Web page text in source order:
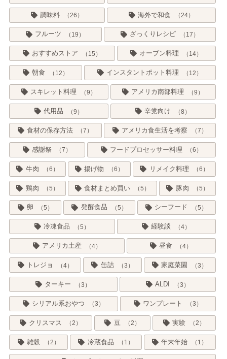
調味料 26 海外で和食 24
フルーツ 19 ざっくりレシピ 17
おすすめストア 15 オーブン料理 14
朝食 12 インスタントポット料理 12
スキレット料理 9 アメリカ南部料理 9
代用品 9 辛党向け 8
食材の保存方法 7 アメリカ食生活を考察 7
感謝祭 7 フードプロセッサー料理 6
牛肉 6 揚げ物 6 リメイク料理 6
鶏肉 5 食材まとめ買い 5 豚肉 5
卵 5 発酵食品 5 シーフード 5
冷凍食品 5 経験談 4
アメリカ土産 4 昼食 4
トレジョ 4 缶詰 3 家庭菜園 3
ターキー 3 ALDI 3
シリアル系おやつ 3 ワンプレート 3
クリスマス 2 豆 2 実験 2
雑穀 2 冷蔵食品 1 年末年始 1